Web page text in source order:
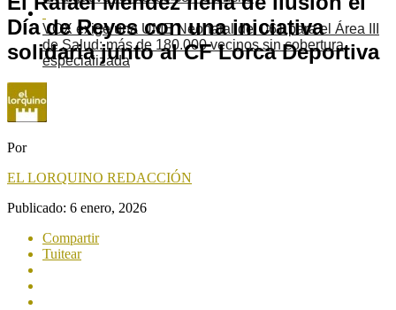
VOX exige una UME Neonatal del 061 para el Área III
de Salud: más de 180.000 vecinos sin cobertura
especializada
Día de Reyes con una iniciativa
solidaria junto al CF Lorca Deportiva
Por
EL LORQUINO REDACCIÓN
Publicado: 6 enero, 2026
Compartir
Tuitear